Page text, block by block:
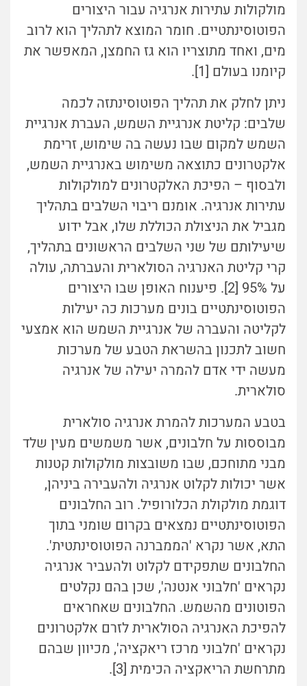
מולקולות עתירות אנרגיה עבור היצורים
הפוטוסינתטיים. חומר המוצא לתהליך הוא לרוב
מים, ואחד מתוצריו הוא גז החמצן, המאפשר את
קיומנו בעולם [1].
ניתן לחלק את תהליך הפוטוסינתזה לכמה
שלבים: קליטת אנרגיית השמש, העברת אנרגיית
השמש למקום שבו נעשה בה שימוש, זרימת
אלקטרונים כתוצאה משימוש באנרגיית השמש,
ולבסוף – הפיכת האלקטרונים למולקולות
עתירות אנרגיה. אומנם ריבוי השלבים בתהליך
מגביל את הניצולת הכוללת שלו, אבל ידוע
שיעילותם של שני השלבים הראשונים בתהליך,
קרי קליטת האנרגיה הסולארית והעברתה, עולה
על 95% [2]. פיענוח האופן שבו היצורים
הפוטוסינתטיים בונים מערכות כה יעילות
לקליטה והעברה של אנרגיית השמש הוא אמצעי
חשוב לתכנון בהשראת הטבע של מערכות
מעשה ידי אדם להמרה יעילה של אנרגיה
סולארית.
בטבע המערכות להמרת אנרגיה סולארית
מבוססות על חלבונים, אשר משמשים מעין שלד
מבני מתוחכם, שבו משובצות מולקולות קטנות
אשר יכולות לקלוט אנרגיה ולהעבירה ביניהן,
דוגמת מולקולת הכלורופיל. רוב החלבונים
הפוטוסינתטיים נמצאים בקרום שומני בתוך
התא, אשר נקרא 'הממברנה הפוטוסינתטית'.
החלבונים שתפקידם לקלוט ולהעביר אנרגיה
נקראים 'חלבוני אנטנה', שכן בהם נקלטים
הפוטונים מהשמש. החלבונים שאחראים
להפיכת האנרגיה הסולארית לזרם אלקטרונים
נקראים 'חלבוני מרכז ריאקציה', מכיוון שבהם
מתרחשת הריאקציה הכימית [3].